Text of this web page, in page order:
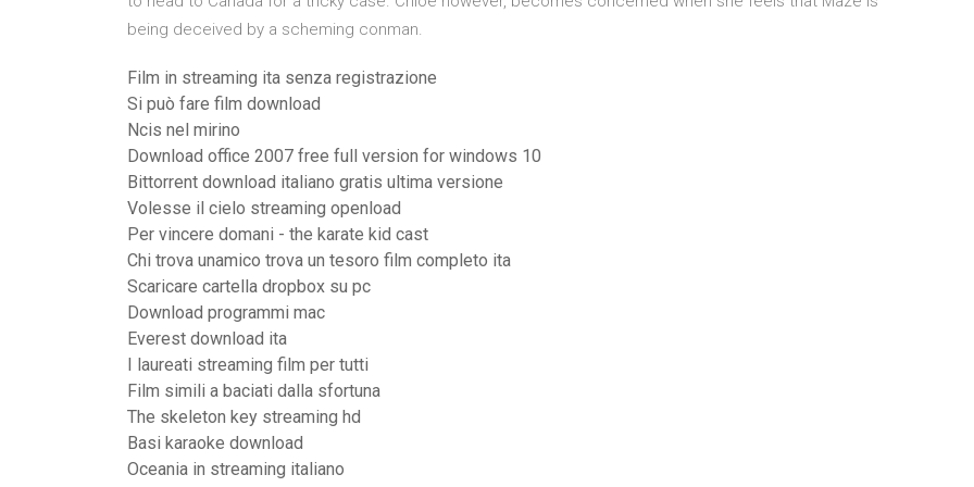
being deceived by a scheming conman.
Film in streaming ita senza registrazione
Si può fare film download
Ncis nel mirino
Download office 2007 free full version for windows 10
Bittorrent download italiano gratis ultima versione
Volesse il cielo streaming openload
Per vincere domani - the karate kid cast
Chi trova unamico trova un tesoro film completo ita
Scaricare cartella dropbox su pc
Download programmi mac
Everest download ita
I laureati streaming film per tutti
Film simili a baciati dalla sfortuna
The skeleton key streaming hd
Basi karaoke download
Oceania in streaming italiano